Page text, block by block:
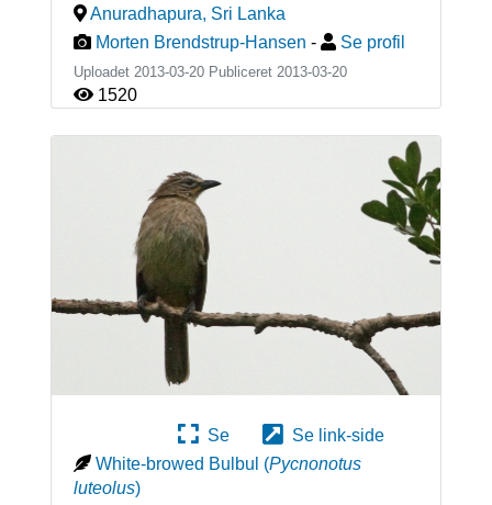
Anuradhapura, Sri Lanka
Morten Brendstrup-Hansen - Se profil
Uploadet 2013-03-20 Publiceret 2013-03-20
1520
Se
Se link-side
White-browed Bulbul (Pycnonotus
luteolus)